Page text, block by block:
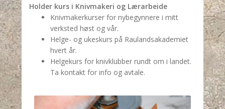
Holder kurs i Knivmakeri og Lærarbeide
Knivmakerkurser for nybegynnere i mitt
verksted høst og vår.
Helge- og ukeskurs på Raulandsakademiet
hvert år.
Helgekurs for knivklubber rundt om i landet.
Ta kontakt for info og avtale.